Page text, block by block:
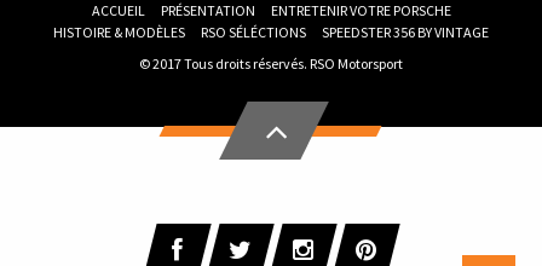
ACCUEIL PRÉSENTATION
ENTRETENIR VOTRE PORSCHE
HISTOIRE & MODÈLES
RSO SÉLÉCTIONS
SPEEDSTER 356 BY VINTAGE
© 2017 Tous droits réservés. RSO Motorsport